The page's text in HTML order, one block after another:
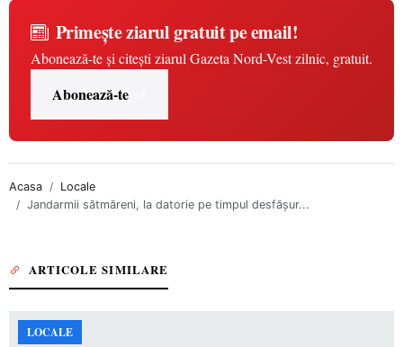
Primește ziarul gratuit pe email!
Abonează-te și citești ziarul Gazeta Nord-Vest zilnic, gratuit.
Abonează-te
Acasa
Locale
Jandarmii sătmăreni, la datorie pe timpul desfășur...
ARTICOLE SIMILARE
LOCALE